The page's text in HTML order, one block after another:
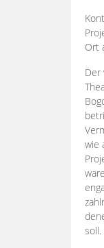
Ort
Der
wie
zahlr
soll.